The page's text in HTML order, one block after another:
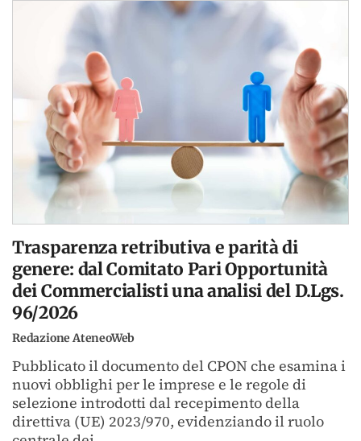
Trasparenza retributiva e parità di
genere: dal Comitato Pari Opportunità
dei Commercialisti una analisi del D.Lgs.
96/2026
Redazione AteneoWeb
Pubblicato il documento del CPON che esamina i
nuovi obblighi per le imprese e le regole di
selezione introdotti dal recepimento della
direttiva (UE) 2023/970, evidenziando il ruolo